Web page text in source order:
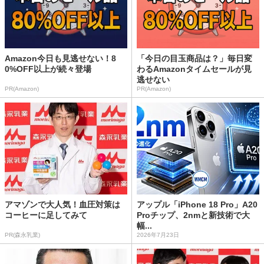
Amazon今日も見逃せない！8
0%OFF以上が続々登場
PR(Amazon)
「今日の目玉商品は？」毎日変
わるAmazonタイムセールが見
逃せない
PR(Amazon)
アマゾンで大人気！血圧対策は
コーヒーに足してみて
PR(森永乳業)
アップル「iPhone 18 Pro」A20
Proチップ、2nmと新技術で大
幅...
2026年7月23日